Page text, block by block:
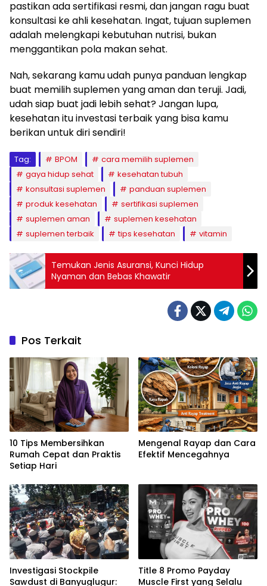
pastikan ada sertifikasi resmi, dan jangan ragu buat
konsultasi ke ahli kesehatan. Ingat, tujuan suplemen
adalah melengkapi kebutuhan nutrisi, bukan
menggantikan pola makan sehat.
Nah, sekarang kamu udah punya panduan lengkap
buat memilih suplemen yang aman dan teruji. Jadi,
udah siap buat jadi lebih sehat? Jangan lupa,
kesehatan itu investasi terbaik yang bisa kamu
berikan untuk diri sendiri!
Tag: BPOM
cara memilih suplemen
gaya hidup sehat
kesehatan tubuh
konsultasi suplemen
panduan suplemen
produk kesehatan
sertifikasi suplemen
suplemen aman
suplemen kesehatan
suplemen terbaik
tips kesehatan vitamin
Temukan Jenis Asuransi, Kunci Hidup
Nyaman dan Bebas Khawatir
Pos Terkait
10 Tips Membersihkan
Rumah Cepat dan Praktis
Setiap Hari
Mengenal Rayap dan Cara
Efektif Mencegahnya
Investigasi Stockpile
Sawdust di Banyuglugur:
Title 8 Promo Payday
Muscle First yang Selalu